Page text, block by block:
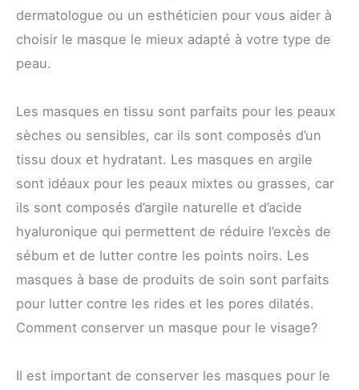
dermatologue ou un esthéticien pour vous aider à
choisir le masque le mieux adapté à votre type de
peau.
Les masques en tissu sont parfaits pour les peaux
sèches ou sensibles, car ils sont composés d’un
tissu doux et hydratant. Les masques en argile
sont idéaux pour les peaux mixtes ou grasses, car
ils sont composés d’argile naturelle et d’acide
hyaluronique qui permettent de réduire l’excès de
sébum et de lutter contre les points noirs. Les
masques à base de produits de soin sont parfaits
pour lutter contre les rides et les pores dilatés.
Comment conserver un masque pour le visage?
Il est important de conserver les masques pour le